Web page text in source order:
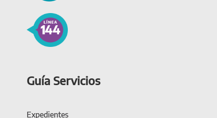
Guía Servicios
Expedientes